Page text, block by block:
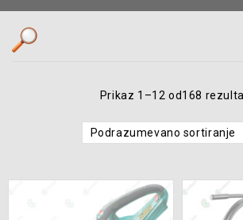
Opseg cena
Kategorije proizvoda
Prikaz 1–12 od168
Podrazumevano sortiranje